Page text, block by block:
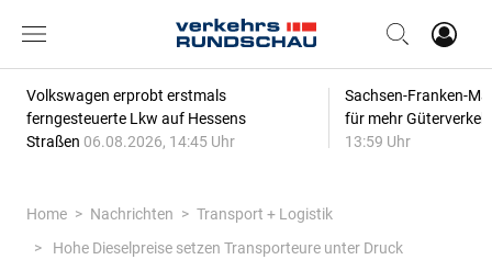
Volkswagen erprobt erstmals
ferngesteuerte Lkw auf Hessens
Straßen 06.08.2026, 14:45 Uhr
Sachsen-Franken-
für mehr
13:59 Uhr
Home Nachrichten
Transport + Logistik
Hohe Dieselpreise setzen Transporteure unter Druck